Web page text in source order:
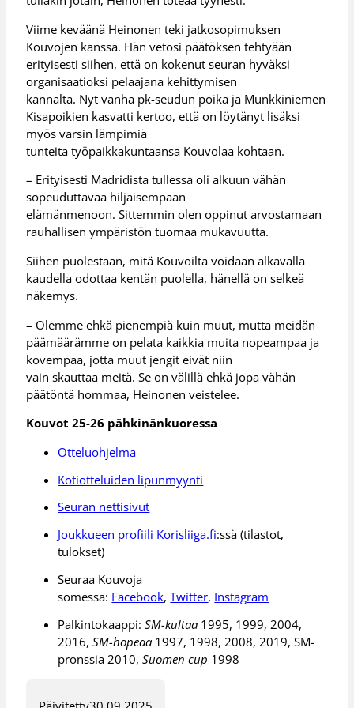
Viime keväänä Heinonen teki jatkosopimuksen
Kouvojen kanssa. Hän vetosi päätöksen tehtyään
erityisesti siihen, että on kokenut seuran hyväksi
organisaatioksi pelaajana kehittymisen
kannalta. Nyt vanha pk-seudun poika ja Munkkiniemen
Kisapoikien kasvatti kertoo, että on löytänyt lisäksi
myös varsin lämpimiä
tunteita työpaikkakuntaansa Kouvolaa kohtaan.
– Erityisesti Madridista tullessa oli alkuun vähän
sopeuduttavaa hiljaisempaan
elämänmenoon. Sittemmin olen oppinut arvostamaan
rauhallisen ympäristön tuomaa mukavuutta.
Siihen puolestaan, mitä Kouvoilta voidaan alkavalla
kaudella odottaa kentän puolella, hänellä on selkeä
näkemys.
– Olemme ehkä pienempiä kuin muut, mutta meidän
päämäärämme on pelata kaikkia muita nopeampaa ja
kovempaa, jotta muut jengit eivät niin
vain skauttaa meitä. Se on välillä ehkä jopa vähän
päätöntä hommaa, Heinonen veistelee.
Kouvot 25-26 pähkinänkuoressa
Otteluohjelma
Kotiotteluiden lipunmyynti
Seuran nettisivut
Joukkueen profiili Korisliiga.fi:ssä (tilastot,
tulokset)
Seuraa Kouvoja
somessa: Facebook,Twitter, Instagram
Palkintokaappi:SM-kultaa 1995, 1999, 2004,
2016,SM-hopeaa 1997, 1998, 2008, 2019, SM-
pronssia 2010,Suomen cup 1998